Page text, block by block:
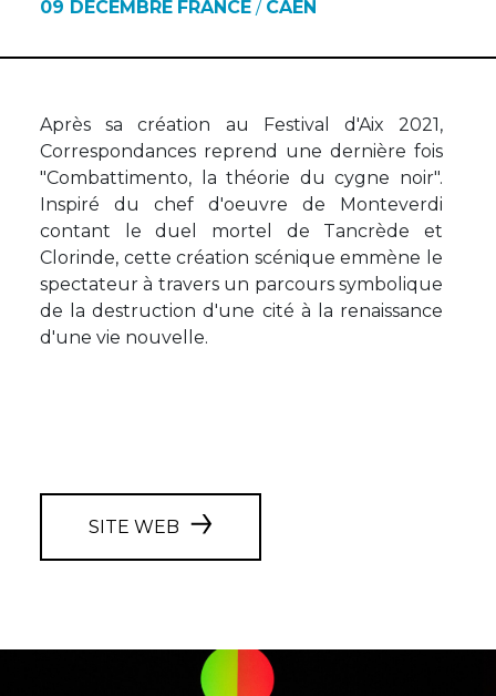
09 DÉCEMBRE FRANCE / CAEN
Après sa création au Festival d'Aix 2021,
Correspondances reprend une dernière fois
"Combattimento, la théorie du cygne noir".
Inspiré du chef d'oeuvre de Monteverdi
contant le duel mortel de Tancrède et
Clorinde, cette création scénique emmène le
spectateur à travers un parcours symbolique
de la destruction d'une cité à la renaissance
d'une vie nouvelle.
SITE WEB